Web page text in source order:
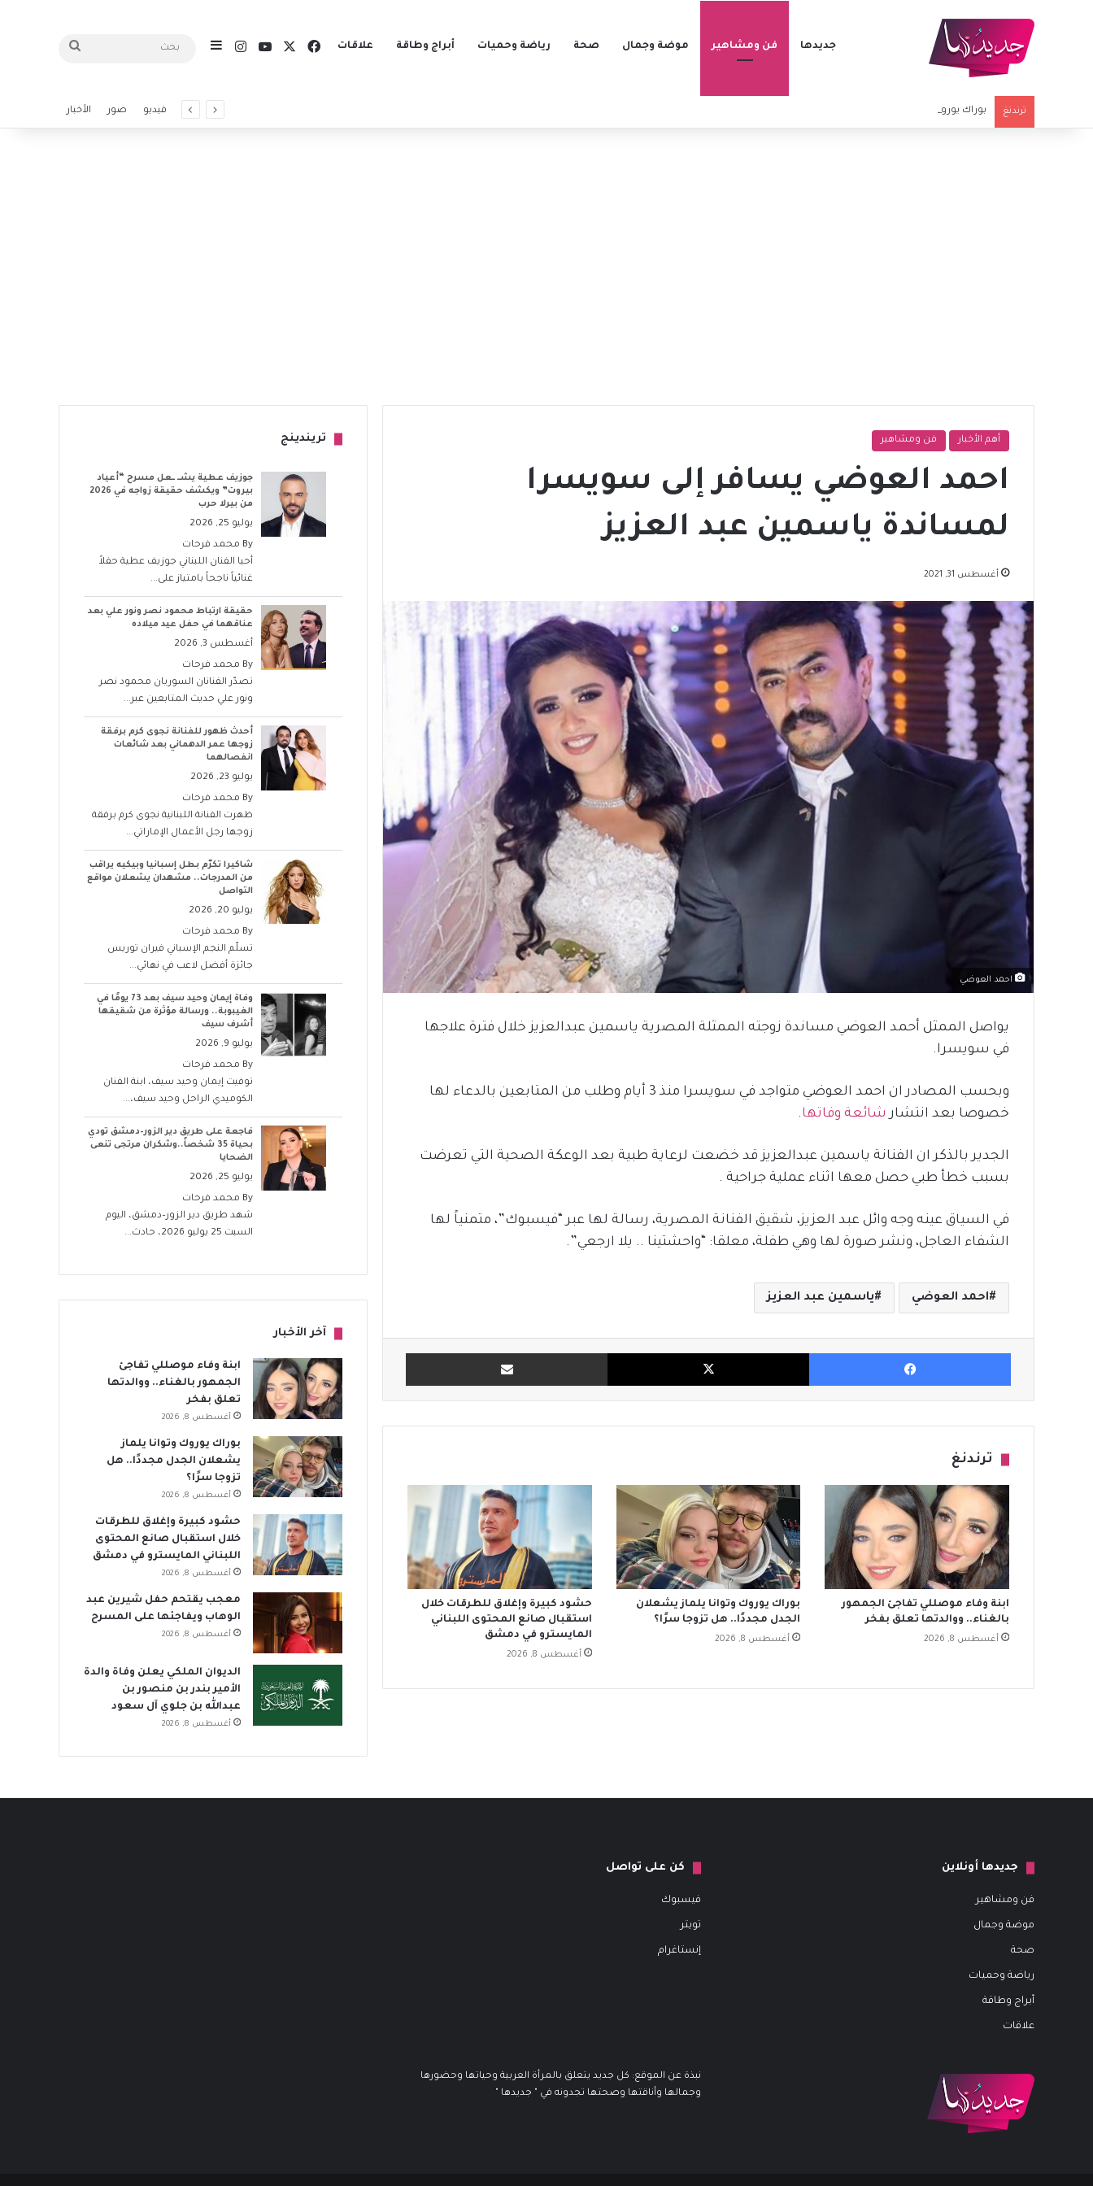
جديدها فن ومشاهير موضة وجمال صحة رياضة وحميات أبراج وطاقة علاقات فيسبوكيوتيوبانستقرامإضافة عمود جانبي بحث
ترندنغ بوراك يوروك وتوانا يلماز يشعلان الجدل مجددًا.. هل تزوجا سرًا؟ فيديو صور الأخبار
أهم الأخبار فن ومشاهير
احمد العوضي يسافر إلى سويسرا
لمساندة ياسمين عبد العزيز
أغسطس 31, 2021
احمد العوضي
يواصل الممثل أحمد العوضي مساندة زوجته الممثلة المصرية ياسمين عبدالعزيز خلال فترة علاجها
في سويسرا.
وبحسب المصادر ان احمد العوضي متواجد في سويسرا منذ 3 أيام وطلب من المتابعين بالدعاء لها
خصوصا بعد انتشارشائعة وفاتها.
الجدير بالذكر ان الفنانة ياسمين عبدالعزيز قد خضعت لرعاية طبية بعد الوعكة الصحية التي تعرضت
بسبب خطأ طبي حصل معها اثناء عملية جراحية .
في السياق عينه وجه وائل عبد العزيز، شقيق الفنانة المصرية، رسالة لها عبر “فيسبوك”، متمنياً لها
الشفاء العاجل، ونشر صورة لها وهي طفلة، معلقا: “واحشتينا .. يلا ارجعي”.
احمد العوضي ياسمين عبد العزيز
فيسبوك X مشاركة بالبريد
ترندنغ
ابنة وفاء موصللي تفاجئ الجمهور
بالغناء.. ووالدتها تعلق بفخر
أغسطس 8, 2026
بوراك يوروك وتوانا يلماز يشعلان
الجدل مجددًا.. هل تزوجا سرًا؟
أغسطس 8, 2026
حشود كبيرة وإغلاق للطرقات خلال
استقبال صانع المحتوى اللبناني
المايسترو في دمشق
أغسطس 8, 2026
تريندينج
جوزيف عطية يشــ ــعل مسرح “أعياد
بيروت” ويكشف حقيقة زواجه في 2026
من بيرلا حرب
يوليو 25, 2026
By محمد فرحات
أحيا الفنان اللبناني جوزيف عطية حفلاً
غنائياً ناجحاً بامتياز على...
حقيقة ارتباط محمود نصر ونور علي بعد
عناقهما في حفل عيد ميلاده
أغسطس 3, 2026
By محمد فرحات
تصدّر الفنانان السوريان محمود نصر
ونور علي حديث المتابعين عبر...
أحدث ظهور للفنانة نجوى كرم برفقة
زوجها عمر الدهماني بعد شائعات
انفصالهما
يوليو 23, 2026
By محمد فرحات
ظهرت الفنانة اللبنانية نجوى كرم برفقة
زوجها رجل الأعمال الإماراتي...
شاكيرا تكرّم بطل إسبانيا وبيكيه يراقب
من المدرجات.. مشهدان يشعلان مواقع
التواصل
يوليو 20, 2026
By محمد فرحات
تسلّم النجم الإسباني فيران توريس
جائزة أفضل لاعب في نهائي...
وفاة إيمان وحيد سيف بعد 73 يومًا في
الغيبوبة.. ورسالة مؤثرة من شقيقها
أشرف سيف
يوليو 9, 2026
By محمد فرحات
توفيت إيمان وحيد سيف، ابنة الفنان
الكوميدي الراحل وحيد سيف،...
فاجعة على طريق دير الزور–دمشق تودي
بحياة 35 شخصاً..وشكران مرتجى تنعى
الضحايا
يوليو 25, 2026
By محمد فرحات
شهد طريق دير الزور–دمشق، اليوم
السبت 25 يوليو 2026، حادث...
آخر الأخبار
ابنة وفاء موصللي تفاجئ
الجمهور بالغناء.. ووالدتها
تعلق بفخر
أغسطس 8, 2026
بوراك يوروك وتوانا يلماز
يشعلان الجدل مجددًا.. هل
تزوجا سرًا؟
أغسطس 8, 2026
حشود كبيرة وإغلاق للطرقات
خلال استقبال صانع المحتوى
اللبناني المايسترو في دمشق
أغسطس 8, 2026
معجب يقتحم حفل شيرين عبد
الوهاب ويفاجئها على المسرح
أغسطس 8, 2026
الديوان الملكي يعلن وفاة والدة
الأمير بندر بن منصور بن
عبدالله بن جلوي آل سعود
أغسطس 8, 2026
جديدها أونلاين
فن ومشاهير
موضة وجمال
صحة
رياضة وحميات
أبراج وطاقة
علاقات
كن على تواصل
فيسبوك
تويتر
إنستاغرام
نبذة عن الموقع: كل جديد يتعلق بالمرأة العربية وحياتها وحضورها
وجمالها وأناقتها وصحتها تجدونه في " جديدها "